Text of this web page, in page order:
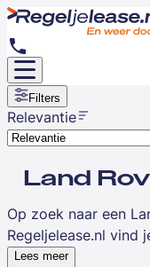
Filters
Relevantie
Land
Op zoek naar een
Regeljelease.nl vind
modellen voor
Lees meer